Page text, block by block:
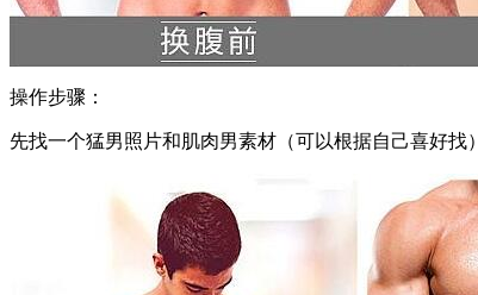
操作步骤：
先找一个猛男照片和肌肉男素材（可以根据自己喜好找）